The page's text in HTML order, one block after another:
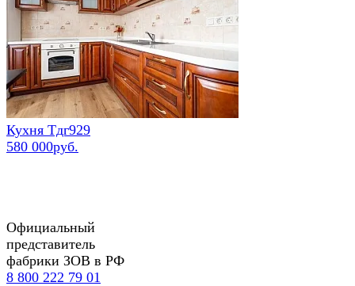
Кухня Тдг929
580 000руб.
Официальный
представитель
фабрики ЗОВ в РФ
8 800 222 79 01